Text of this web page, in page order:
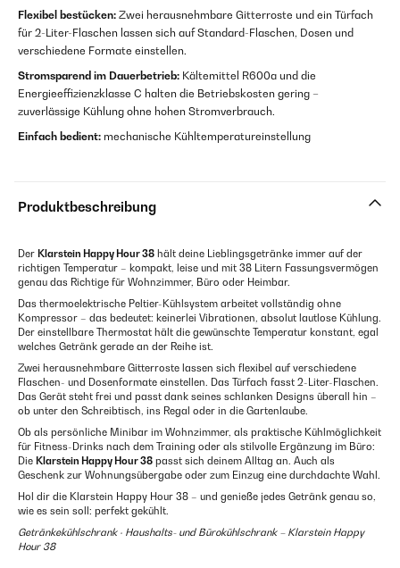
Flexibel bestücken: Zwei herausnehmbare Gitterroste und ein Türfach
für 2-Liter-Flaschen lassen sich auf Standard-Flaschen, Dosen und
verschiedene Formate einstellen.
Stromsparend im Dauerbetrieb: Kältemittel R600a und die
Energieeffizienzklasse C halten die Betriebskosten gering –
zuverlässige Kühlung ohne hohen Stromverbrauch.
Einfach bedient: mechanische Kühltemperatureinstellung
Produktbeschreibung
Der Klarstein Happy Hour 38 hält deine Lieblingsgetränke immer auf der
richtigen Temperatur – kompakt, leise und mit 38 Litern Fassungsvermögen
genau das Richtige für Wohnzimmer, Büro oder Heimbar.
Das thermoelektrische Peltier-Kühlsystem arbeitet vollständig ohne
Kompressor – das bedeutet: keinerlei Vibrationen, absolut lautlose Kühlung.
Der einstellbare Thermostat hält die gewünschte Temperatur konstant, egal
welches Getränk gerade an der Reihe ist.
Zwei herausnehmbare Gitterroste lassen sich flexibel auf verschiedene
Flaschen- und Dosenformate einstellen. Das Türfach fasst 2-Liter-Flaschen.
Das Gerät steht frei und passt dank seines schlanken Designs überall hin –
ob unter den Schreibtisch, ins Regal oder in die Gartenlaube.
Ob als persönliche Minibar im Wohnzimmer, als praktische Kühlmöglichkeit
für Fitness-Drinks nach dem Training oder als stilvolle Ergänzung im Büro:
Die Klarstein Happy Hour 38 passt sich deinem Alltag an. Auch als
Geschenk zur Wohnungsübergabe oder zum Einzug eine durchdachte Wahl.
Hol dir die Klarstein Happy Hour 38 – und genieße jedes Getränk genau so,
wie es sein soll: perfekt gekühlt.
Getränkekühlschrank · Haushalts- und Bürokühlschrank – Klarstein Happy
Hour 38